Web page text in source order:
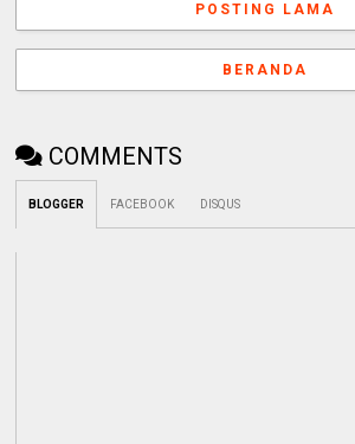
POSTING LAMA
BERANDA
COMMENTS
BLOGGER FACEBOOK DISQUS